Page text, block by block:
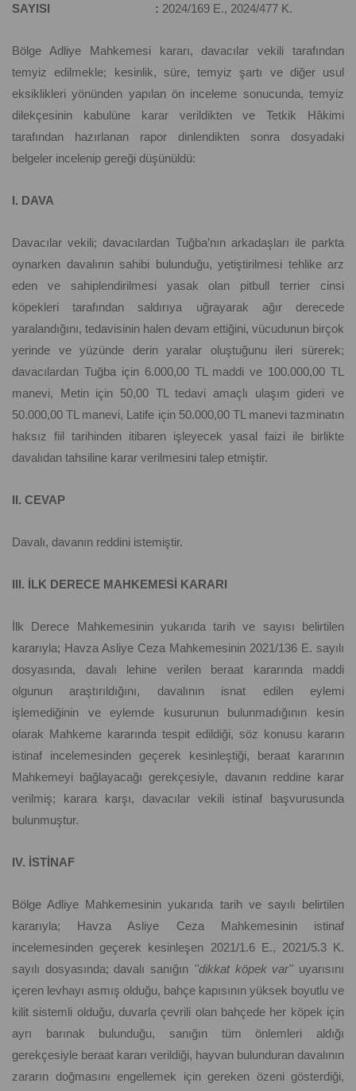
SAYISI : 2024/169 E., 2024/477 K.
Bölge Adliye Mahkemesi kararı, davacılar vekili tarafından
temyiz edilmekle; kesinlik, süre, temyiz şartı ve diğer usul
eksiklikleri yönünden yapılan ön inceleme sonucunda, temyiz
dilekçesinin kabulüne karar verildikten ve Tetkik Hâkimi
tarafından hazırlanan rapor dinlendikten sonra dosyadaki
belgeler incelenip gereği düşünüldü:
I. DAVA
Davacılar vekili; davacılardan Tuğba’nın arkadaşları ile parkta
oynarken davalının sahibi bulunduğu, yetiştirilmesi tehlike arz
eden ve sahiplendirilmesi yasak olan pitbull terrier cinsi
köpekleri tarafından saldırıya uğrayarak ağır derecede
yaralandığını, tedavisinin halen devam ettiğini, vücudunun birçok
yerinde ve yüzünde derin yaralar oluştuğunu ileri sürerek;
davacılardan Tuğba için 6.000,00 TL maddi ve 100.000,00 TL
manevi, Metin için 50,00 TL tedavi amaçlı ulaşım gideri ve
50.000,00 TL manevi, Latife için 50.000,00 TL manevi tazminatın
haksız fiil tarihinden itibaren işleyecek yasal faizi ile birlikte
davalıdan tahsiline karar verilmesini talep etmiştir.
II. CEVAP
Davalı, davanın reddini istemiştir.
III. İLK DERECE MAHKEMESİ KARARI
İlk Derece Mahkemesinin yukarıda tarih ve sayısı belirtilen
kararıyla; Havza Asliye Ceza Mahkemesinin 2021/136 E. sayılı
dosyasında, davalı lehine verilen beraat kararında maddi
olgunun araştırıldığını, davalının isnat edilen eylemi
işlemediğinin ve eylemde kusurunun bulunmadığının kesin
olarak Mahkeme kararında tespit edildiği, söz konusu kararın
istinaf incelemesinden geçerek kesinleştiği, beraat kararının
Mahkemeyi bağlayacağı gerekçesiyle, davanın reddine karar
verilmiş; karara karşı, davacılar vekili istinaf başvurusunda
bulunmuştur.
IV. İSTİNAF
Bölge Adliye Mahkemesinin yukarıda tarih ve sayılı belirtilen
kararıyla; Havza Asliye Ceza Mahkemesinin istinaf
incelemesinden geçerek kesinleşen 2021/1.6 E., 2021/5.3 K.
sayılı dosyasında; davalı sanığın ''dikkat köpek var'' uyarısını
içeren levhayı asmış olduğu, bahçe kapısının yüksek boyutlu ve
kilit sistemli olduğu, duvarla çevrili olan bahçede her köpek için
ayrı barınak bulunduğu, sanığın tüm önlemleri aldığı
gerekçesiyle beraat kararı verildiği, hayvan bulunduran davalının
zararın doğmasını engellemek için gereken özeni gösterdiği,